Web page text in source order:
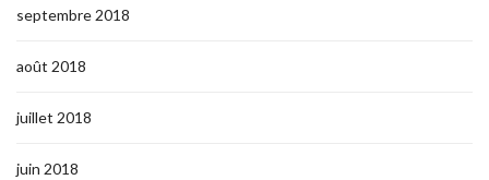
septembre 2018
août 2018
juillet 2018
juin 2018